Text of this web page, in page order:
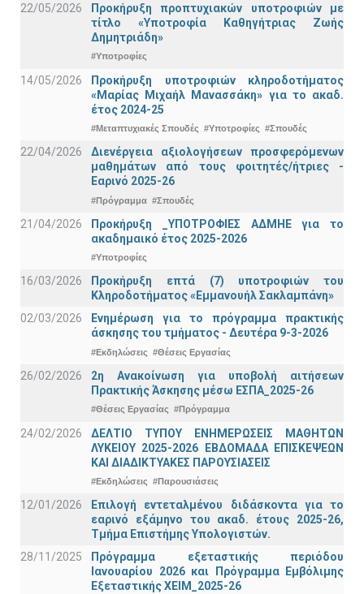
22/05/2026
Προκήρυξη προπτυχιακών υποτροφιών με
τίτλο «Υποτροφία Καθηγήτριας Ζωής
Δημητριάδη»
#Υποτροφίες
14/05/2026
Προκήρυξη υποτροφιών κληροδοτήματος
«Μαρίας Μιχαήλ Μανασσάκη» για το ακαδ.
έτος 2024-25
#Μεταπτυχιακές Σπουδές #Υποτροφίες #Σπουδές
22/04/2026
Διενέργεια αξιολογήσεων προσφερόμενων
μαθημάτων από τους φοιτητές/ήτριες -
Εαρινό 2025-26
#Πρόγραμμα #Σπουδές
21/04/2026
Προκήρυξη _ΥΠΟΤΡΟΦΙΕΣ ΑΔΜΗΕ για το
ακαδημαικό έτος 2025-2026
#Υποτροφίες
16/03/2026
Προκήρυξη επτά (7) υποτροφιών του
Κληροδοτήματος «Εμμανουήλ Σακλαμπάνη»
02/03/2026
Ενημέρωση για το πρόγραμμα πρακτικής
άσκησης του τμήματος - Δευτέρα 9-3-2026
#Εκδηλώσεις #Θέσεις Εργασίας
26/02/2026
2η Ανακοίνωση για υποβολή αιτήσεων
Πρακτικής Άσκησης μέσω ΕΣΠΑ_2025-26
#Θέσεις Εργασίας #Πρόγραμμα
24/02/2026
ΔΕΛΤΙΟ ΤΥΠΟΥ ΕΝΗΜΕΡΩΣΕΙΣ ΜΑΘΗΤΩΝ
ΛΥΚΕΙΟΥ 2025-2026 ΕΒΔΟΜΑΔΑ ΕΠΙΣΚΕΨΕΩΝ
ΚΑΙ ΔΙΑΔΙΚΤΥΑΚΕΣ ΠΑΡΟΥΣΙΑΣΕΙΣ
#Εκδηλώσεις #Παρουσιάσεις
12/01/2026
Επιλογή εντεταλμένου διδάσκοντα για το
εαρινό εξάμηνο του ακαδ. έτους 2025-26,
Τμήμα Επιστήμης Υπολογιστών.
28/11/2025
Πρόγραμμα εξεταστικής περιόδου
Ιανουαρίου 2026 και Πρόγραμμα Εμβόλιμης
Εξεταστικής ΧΕΙΜ_2025-26